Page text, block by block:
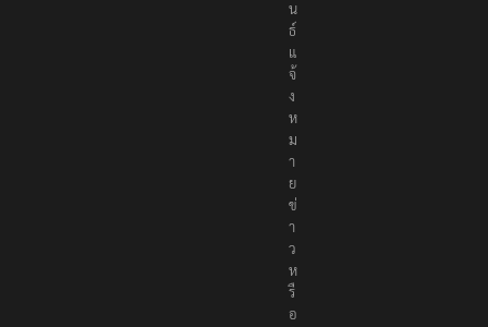
ม
พั
น
ธ์
แ
จ้
ง
ห
ม
า
ย
ข่
า
ว
ห